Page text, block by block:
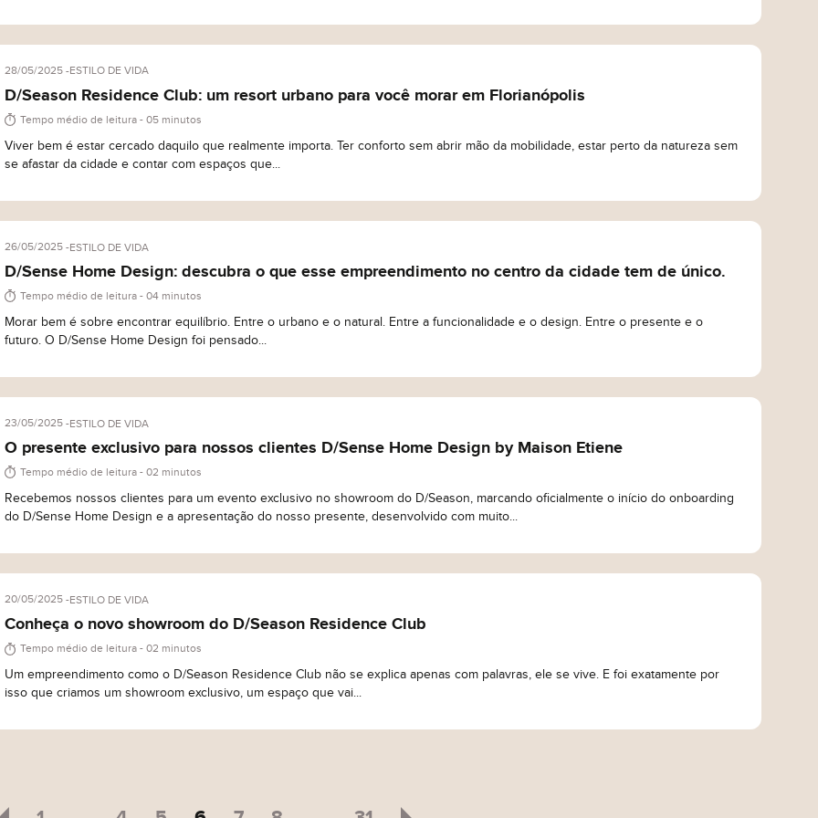
Tecnologia
Nossa história
Sucesso do cliente
Tem uma sugestão para nos dar? Quer fazer um elogio à nossa equipe
deseja entrar em contato com a gente? Fique a vontade.
28/05/2025 ESTILO DE VIDA
D/Season Residence Club: um resort urbano para você morar em Florianópolis
Tempo médio de leitura - 05 minutos
Viver bem é estar cercado daquilo que realmente importa. Ter conforto sem abrir mão da mobilidade, estar perto da natureza sem
se afastar da cidade e contar com espaços que...
26/05/2025 ESTILO DE VIDA
D/Sense Home Design: descubra o que esse empreendimento no centro da cidade tem de único.
Tempo médio de leitura - 04 minutos
Morar bem é sobre encontrar equilíbrio. Entre o urbano e o natural. Entre a funcionalidade e o design. Entre o presente e o
futuro. O D/Sense Home Design foi pensado...
23/05/2025 ESTILO DE VIDA
O presente exclusivo para nossos clientes D/Sense Home Design by Maison Etiene
Tempo médio de leitura - 02 minutos
Recebemos nossos clientes para um evento exclusivo no showroom do D/Season, marcando oficialmente o início do onboarding
do D/Sense Home Design e a apresentação do nosso presente, desenvolvido com muito...
20/05/2025 ESTILO DE VIDA
Conheça o novo showroom do D/Season Residence Club
Tempo médio de leitura - 02 minutos
Um empreendimento como o D/Season Residence Club não se explica apenas com palavras, ele se vive. E foi exatamente por
isso que criamos um showroom exclusivo, um espaço que vai...